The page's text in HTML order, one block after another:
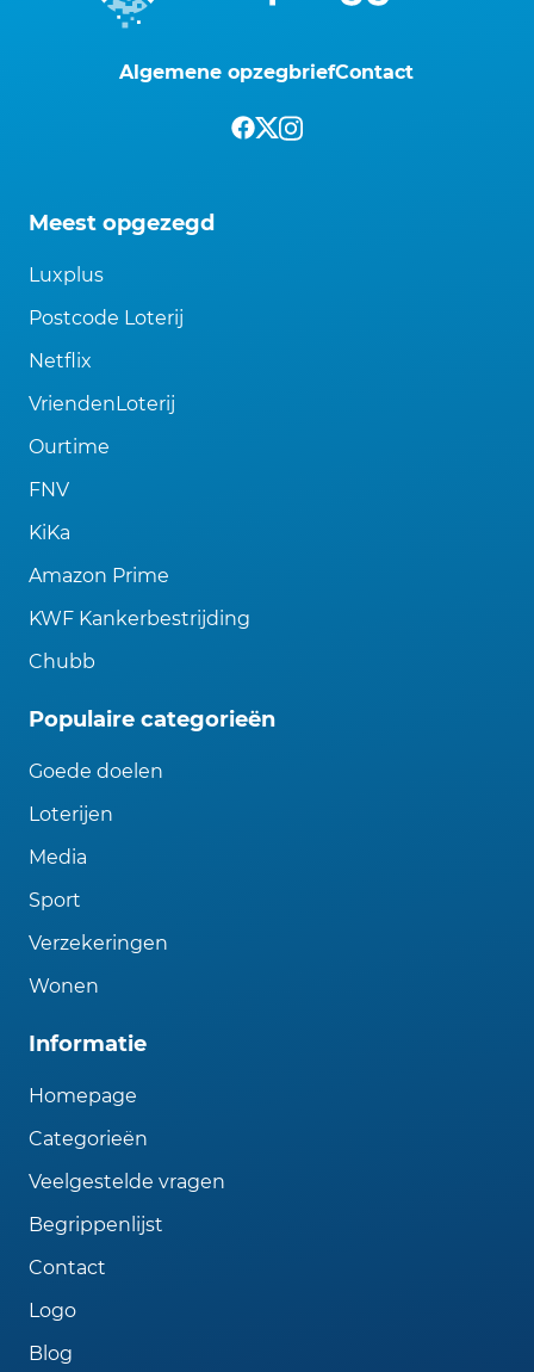
Algemene opzegbriefContact
Meest opgezegd
Luxplus
Postcode Loterij
Netflix
VriendenLoterij
Ourtime
FNV
KiKa
Amazon Prime
KWF Kankerbestrijding
Chubb
Populaire categorieën
Goede doelen
Loterijen
Media
Sport
Verzekeringen
Wonen
Informatie
Homepage
Categorieën
Veelgestelde vragen
Begrippenlijst
Contact
Logo
Blog